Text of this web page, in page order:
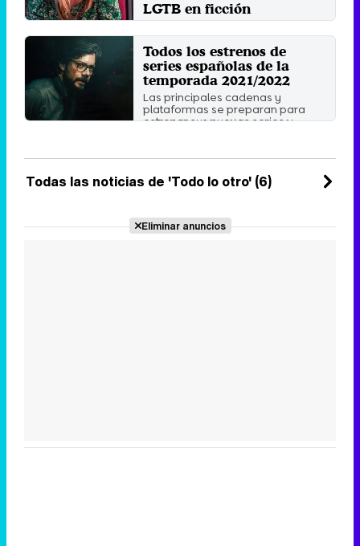
LGTB en ficción
y protagonizada por Abril Zamora
es una de las ...
Viernes 22 Octubre 2021 11:22
Todos los estrenos de
series españolas de la
temporada 2021/2022
Las principales cadenas y
plataformas se preparan para
estrenar sus nuevas series y ...
Todas las noticias de 'Todo lo otro' (6)
Eliminar anuncios